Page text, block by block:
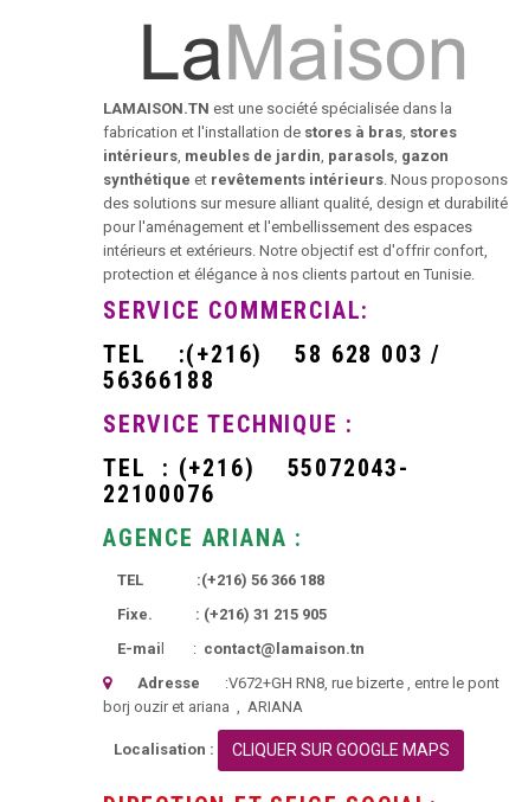
LAMAISON.TN est une société spécialisée dans la
fabrication et l'installation de stores à bras, stores
intérieurs, meubles de jardin, parasols, gazon
synthétique et revêtements intérieurs. Nous proposons
des solutions sur mesure alliant qualité, design et durabilité
pour l'aménagement et l'embellissement des espaces
intérieurs et extérieurs. Notre objectif est d'offrir confort,
protection et élégance à nos clients partout en Tunisie.
SERVICE COMMERCIAL:
TEL
:(+216)
58 628 003 /
56366188
SERVICE TECHNIQUE :
TEL : (+216)
55072043-
22100076
AGENCE ARIANA :
TEL :(+216) 56 366 188
Fixe. : (+216) 31 215 905
E-mai l : contact@lamaison.tn
Adresse :V672+GH RN8, rue bizerte , entre le pont
borj ouzir et ariana , ARIANA
Localisation : CLIQUER SUR GOOGLE MAPS